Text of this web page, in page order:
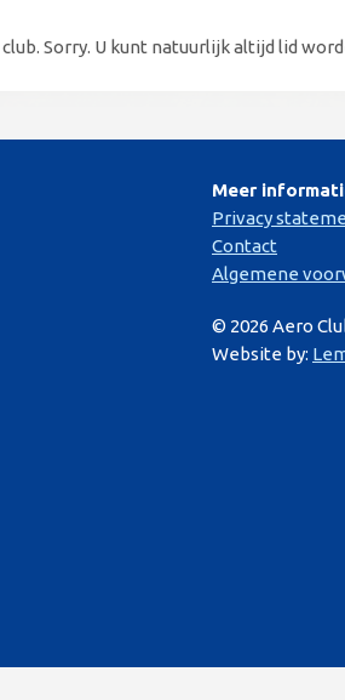
Sorry. U kunt natuurlijk altijd lid
Meer
Privacy
Contact
Algemene
© 2026 Aero
Website by: